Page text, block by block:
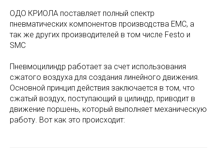
ОДО КРИОЛА поставляет полный спектр
пневматических компонентов производства EMC, а
так же других производителей в том числе Festo и
SMC
Пневмоцилиндр работает за счет использования
сжатого воздуха для создания линейного движения.
Основной принцип действия заключается в том, что
сжатый воздух, поступающий в цилиндр, приводит в
движение поршень, который выполняет механическую
работу. Вот как это происходит: